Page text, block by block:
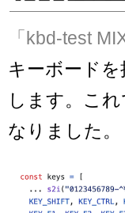
「kbd-test
キーボード
します。こ
なりました。